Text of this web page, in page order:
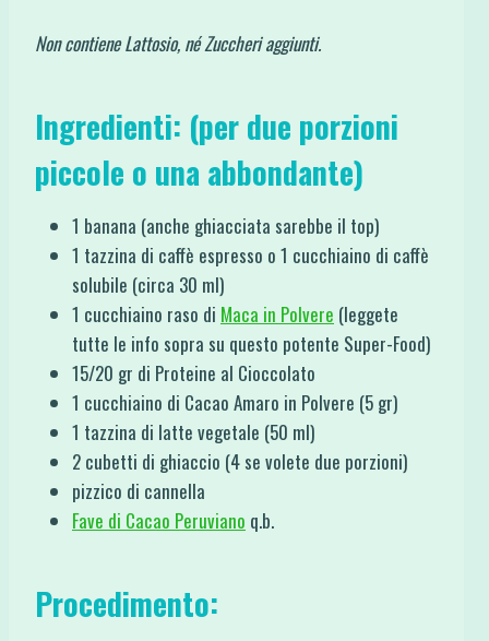
Non contiene Lattosio, né Zuccheri aggiunti.
Ingredienti: (per due porzioni
piccole o una abbondante)
1 banana (anche ghiacciata sarebbe il top)
1 tazzina di caffè espresso o 1 cucchiaino di caffè
solubile (circa 30 ml)
1 cucchiaino raso di Maca in Polvere (leggete
tutte le info sopra su questo potente Super-Food)
15/20 gr di Proteine al Cioccolato
1 cucchiaino di Cacao Amaro in Polvere (5 gr)
1 tazzina di latte vegetale (50 ml)
2 cubetti di ghiaccio (4 se volete due porzioni)
pizzico di cannella
Fave di Cacao Peruviano q.b.
Procedimento: